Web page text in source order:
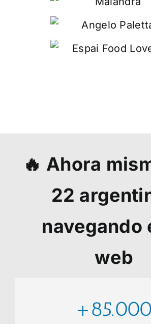
🔥 Ahora
22
navegando
web
+85.000